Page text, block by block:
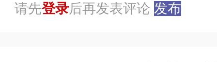
请先登录后再发表评论 发布